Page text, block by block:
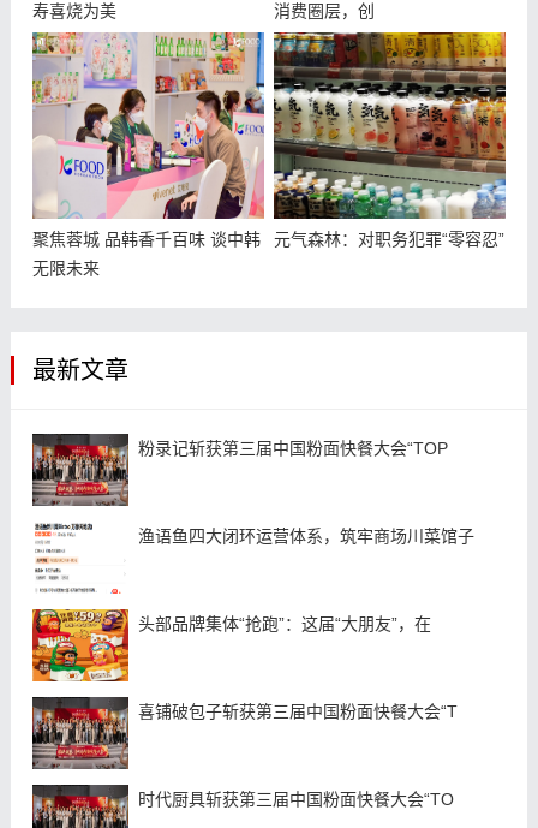
寿喜烧为美
消费圈层，创
聚焦蓉城 品韩香千百味 谈中韩
无限未来
元气森林：对职务犯罪“零容忍”
最新文章
粉录记斩获第三届中国粉面快餐大会“TOP
渔语鱼四大闭环运营体系，筑牢商场川菜馆子
头部品牌集体“抢跑”：这届“大朋友”，在
喜铺破包子斩获第三届中国粉面快餐大会“T
时代厨具斩获第三届中国粉面快餐大会“TO